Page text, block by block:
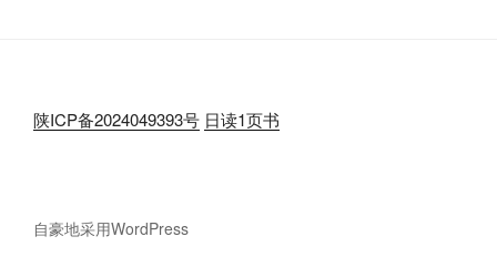
陕ICP备2024049393号 日读1页书
自豪地采用WordPress